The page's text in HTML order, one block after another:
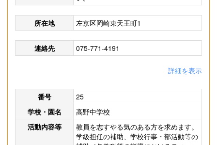
所在地 左京区岡崎東天王町1
連絡先 075-771-4191
詳細を表示
番号
25
学校・園名
高野中学校
活動内容等
教員を志すやる気のある方を求めます。
学級担任の補助、学校行事・部活動等の